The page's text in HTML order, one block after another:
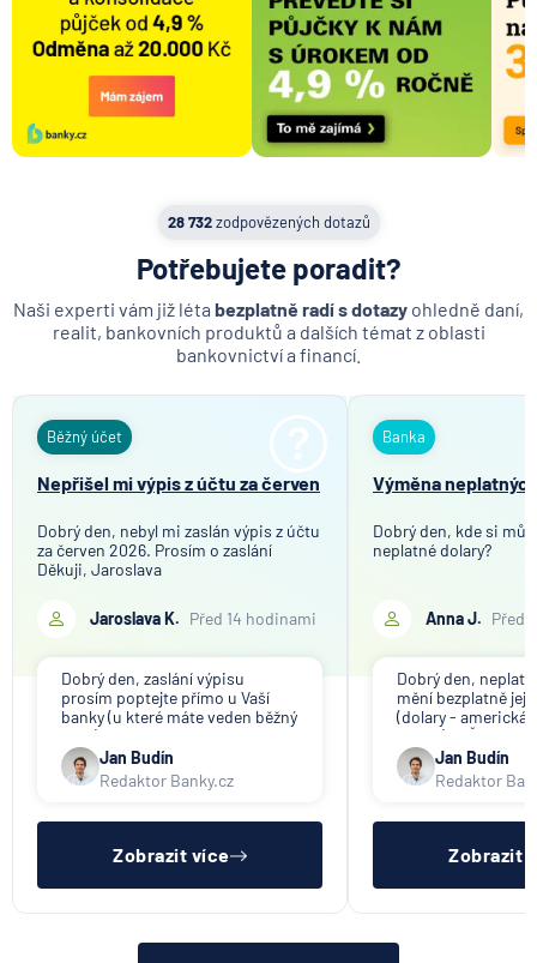
28 732zodpovězených dotazů
Potřebujete poradit?
Naši experti vám již léta bezplatně radí s dotazy ohledně daní,
realit, bankovních produktů a dalších témat z oblasti
bankovnictví a financí.
Běžný účet
Nepřišel mi výpis z účtu za červen
Dobrý den, nebyl mi zaslán výpis z účtu
za červen 2026. Prosím o zaslání
Děkuji, Jaroslava
Jaroslava K. Před 14 hodinami
Dobrý den, zaslání výpisu
prosím poptejte přímo u Vaší
banky (u které máte veden běžný
účet).
Jan Budín
Redaktor Banky.cz
Zobrazit více
Banka
Výměna
Dobrý den, kde si
neplatné dolary?
Anna J. Před
Dobrý den,
mění bezplatně
(dolary - americká
banka). V ČR
nenabízí (ani na
Jan Budín
Redaktor
Zobrazit